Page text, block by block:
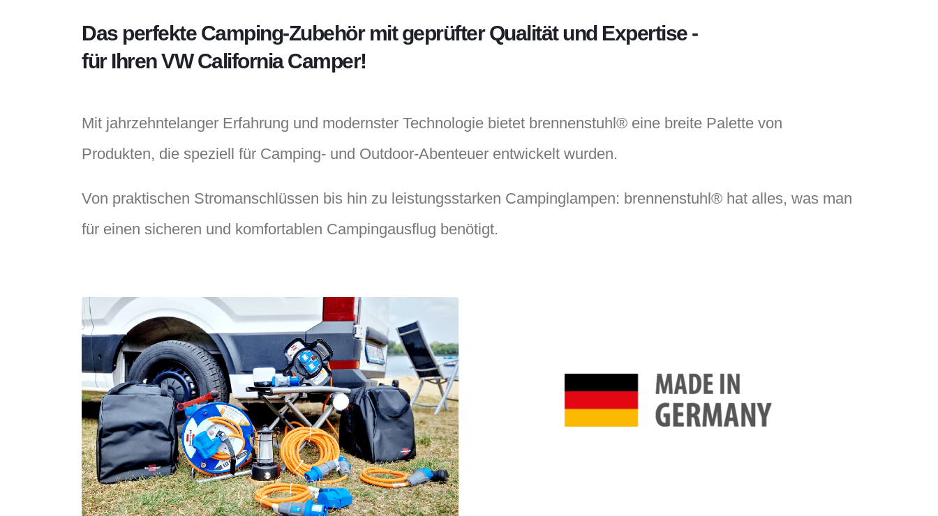
Das perfekte Camping-Zubehör mit geprüfter Qualität und Expertise -
für IhrenVW California Camper!
Mit jahrzehntelanger Erfahrung und modernster Technologie bietet brennenstuhl® eine breite Palette von
Produkten, die speziell für Camping- und Outdoor-Abenteuer entwickelt wurden.
Von praktischen Stromanschlüssen bis hin zu leistungsstarken Campinglampen: brennenstuhl® hat alles, was man
für einen sicheren und komfortablen Campingausflug benötigt.